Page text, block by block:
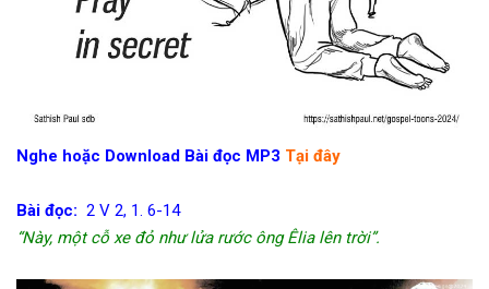
Nghe hoặc Download Bài đọc MP3 Tại đây
Bài đọc: 2 V 2, 1. 6-14
“Này, một cỗ xe đỏ như lửa rước ông Êlia lên trời”.